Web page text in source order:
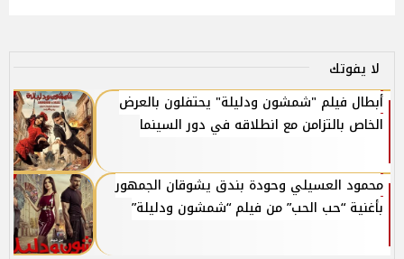
لا يفوتك
أبطال فيلم "شمشون ودليلة" يحتفلون بالعرض
الخاص بالتزامن مع انطلاقه في دور السينما
محمود العسيلي وحودة بندق يشوقان الجمهور
بأغنية “حب الحب” من فيلم “شمشون ودليلة”